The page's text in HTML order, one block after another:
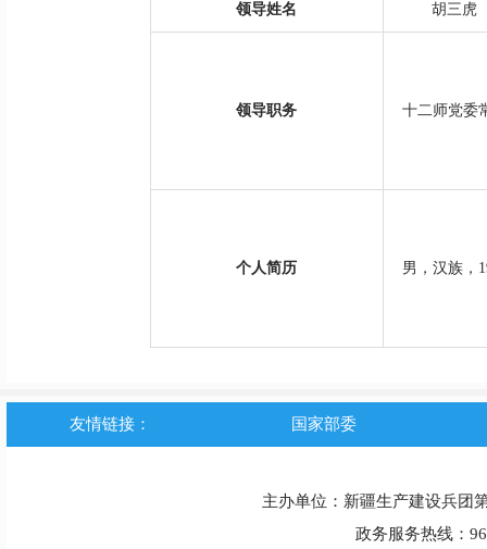
领导姓名 胡三虎
领导职务 十二师党委
个人简历 男，汉族，
友情链接： 国家部委
主办单位：新疆生产建设兵团
政务服务热线：